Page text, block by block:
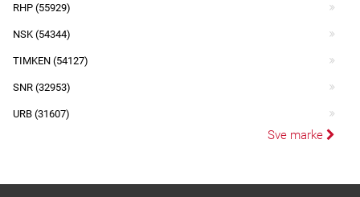
RHP (55929)
NSK (54344)
TIMKEN (54127)
SNR (32953)
URB (31607)
Sve marke